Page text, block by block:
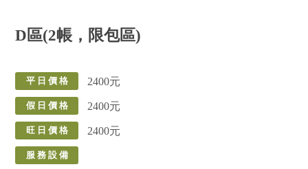
D區(2帳，限包區)
平 日 價 格 2400元
假 日 價 格 2400元
旺 日 價 格 2400元
服 務 設 備